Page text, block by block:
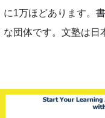
に1万ほどあります。
な団体です。文塾は日